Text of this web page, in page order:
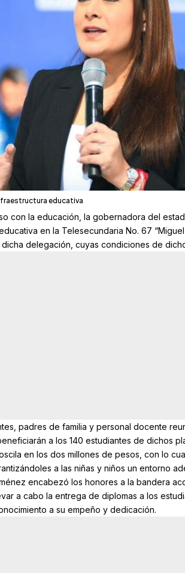
educativa
con la educación, la gobernadora del
en la Telesecundaria No. 67
dicha delegación, cuyas condiciones de
padres de familia y personal docente
a los 140 estudiantes de dichos
en los dos millones de pesos, con lo
a las niñas y niños un entorno
encabezó los honores a la bandera
a cabo la entrega de diplomas a los
a su empeño y dedicación.